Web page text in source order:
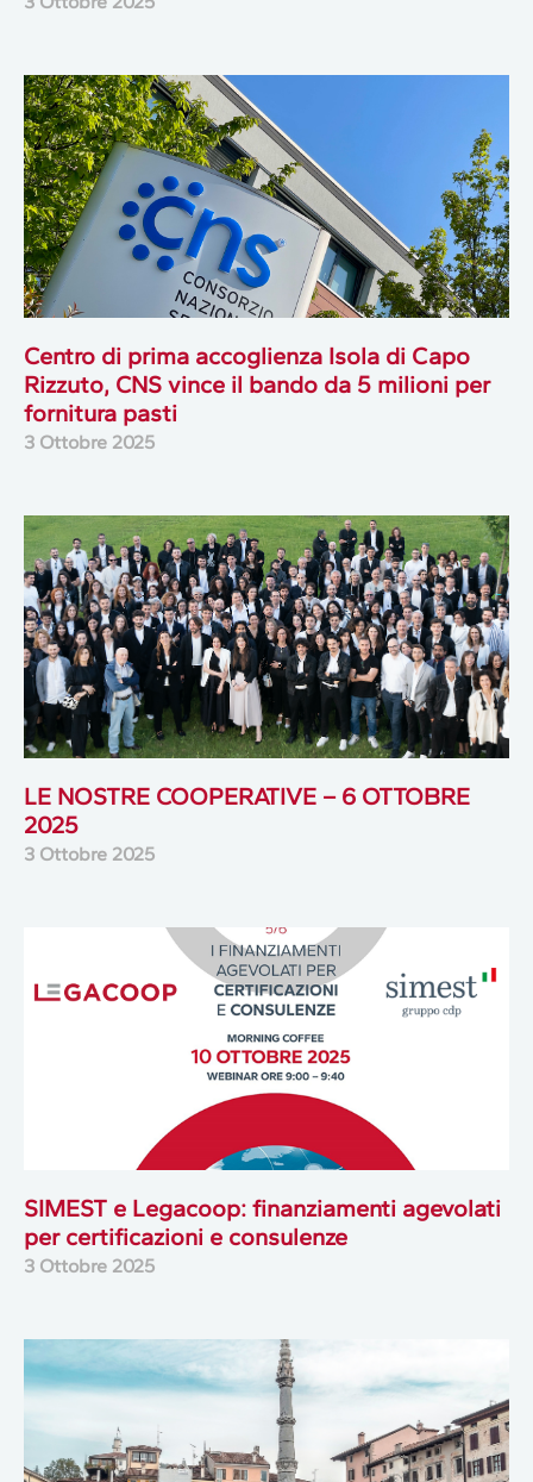
Centro di prima accoglienza Isola di Capo
Rizzuto, CNS vince il bando da 5 milioni per
fornitura pasti
3 Ottobre 2025
LE NOSTRE COOPERATIVE – 6 OTTOBRE
2025
3 Ottobre 2025
SIMEST e Legacoop: finanziamenti agevolati
per certificazioni e consulenze
3 Ottobre 2025